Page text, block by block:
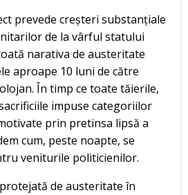
prevede creșteri substanțiale
de la vârful statului
narativa de austeritate
aproape 10 luni de către
În timp ce toate tăierile,
impuse categoriilor
prin pretinsa lipsă a
cum, peste noapte, se
veniturile politicienilor.
de austeritate în